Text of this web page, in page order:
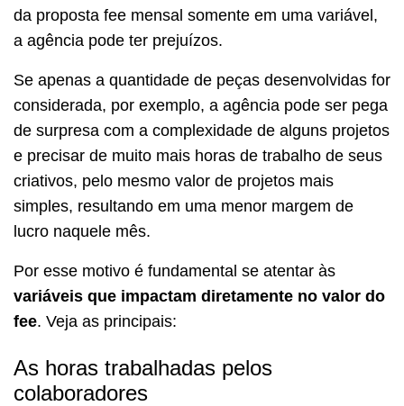
da proposta fee mensal somente em uma variável,
a agência pode ter prejuízos.
Se apenas a quantidade de peças desenvolvidas for
considerada, por exemplo, a agência pode ser pega
de surpresa com a complexidade de alguns projetos
e precisar de muito mais horas de trabalho de seus
criativos, pelo mesmo valor de projetos mais
simples, resultando em uma menor margem de
lucro naquele mês.
Por esse motivo é fundamental se atentar às
variáveis que impactam diretamente no valor do
fee. Veja as principais:
As horas trabalhadas pelos
colaboradores